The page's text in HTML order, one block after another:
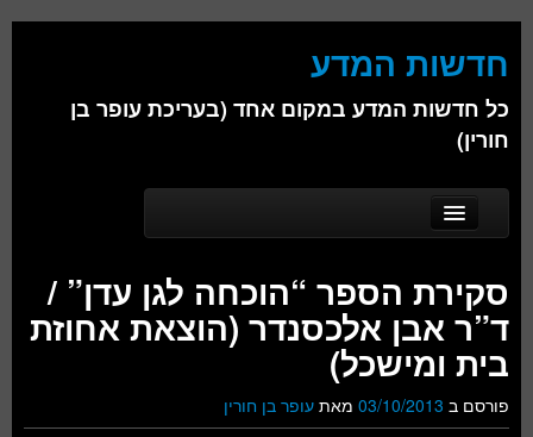
חדשות המדע
כל חדשות המדע במקום אחד (בעריכת עופר בן
חורין)
Main menu
Skip to primary content
Skip to secondary content
אודות
ביולוגיה
כימיה
סקירת הספר “הוכחה לגן עדן” /
ד”ר אבן אלכסנדר (הוצאת אחוזת
בית ומישכל)
פורסם ב 03/10/2013 מאת עופר בן חורין